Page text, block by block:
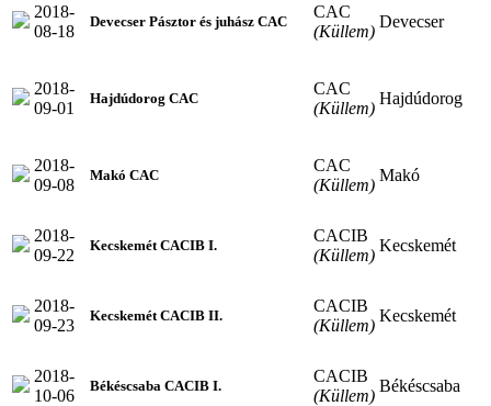
2018-
08-18
Devecser Pásztor és juhász CAC
CAC
(Küllem)
Devecser
2018-
09-01
Hajdúdorog CAC
CAC
(Küllem)
Hajdúdorog
2018-
09-08
Makó CAC
CAC
(Küllem)
Makó
2018-
09-22
Kecskemét CACIB I.
CACIB
(Küllem)
Kecskemét
2018-
09-23
Kecskemét CACIB II.
CACIB
(Küllem)
Kecskemét
2018-
10-06
Békéscsaba CACIB I.
CACIB
(Küllem)
Békéscsaba